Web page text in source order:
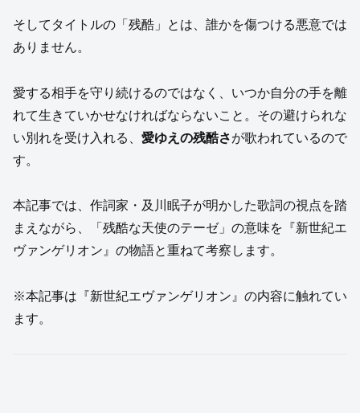
そしてタイトルの「残酷」とは、誰かを傷つける悪意では
ありません。
愛する相手を守り続けるのではなく、いつか自分の手を離
れて生きていかせなければならないこと。その避けられな
い別れを受け入れる、 愛ゆえの残酷さが歌われているので
す。
本記事では、作詞家・及川眠子が明かした歌詞の視点を踏
まえながら、「残酷な天使のテーゼ」の意味を『新世紀エ
ヴァンゲリオン』の物語と重ねて考察します。
※本記事は『新世紀エヴァンゲリオン』の内容に触れてい
ます。